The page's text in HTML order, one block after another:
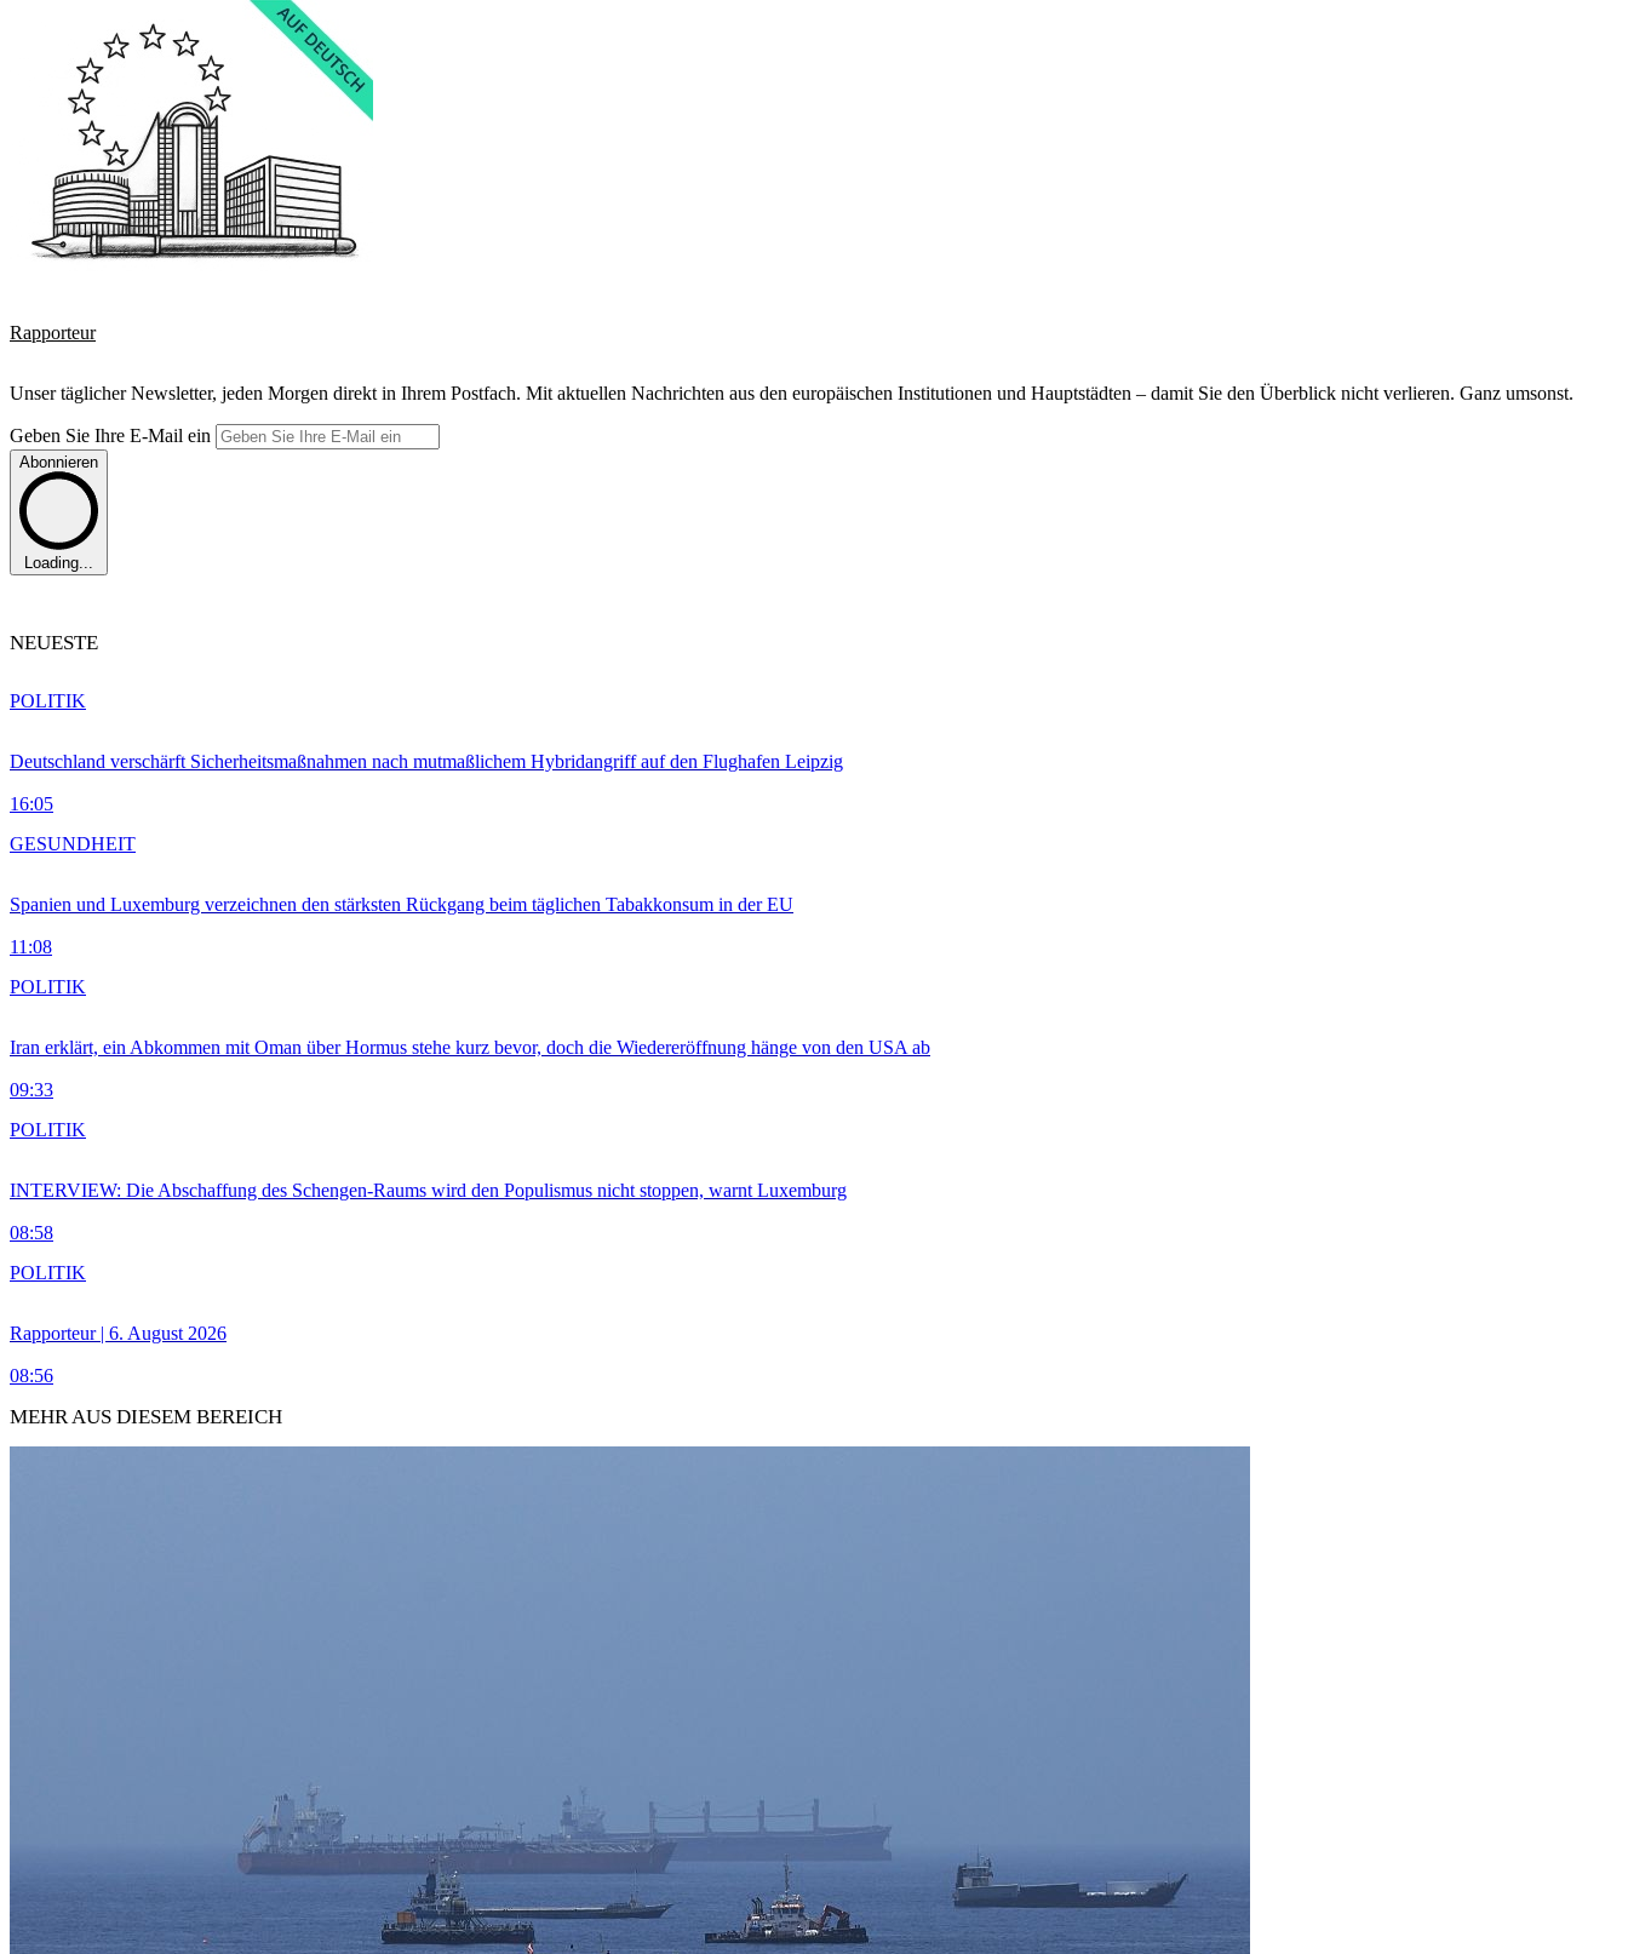
Rapporteur
Unser täglicher Newsletter, jeden Morgen direkt in Ihrem Postfach. Mit aktuellen Nachrichten aus den europäischen Institutionen und Hauptstädten – damit Sie den Überblick nicht verlieren. Ganz umsonst.
Geben Sie Ihre E-Mail ein
Abonnieren
Loading...
NEUESTE
Deutschland verschärft Sicherheitsmaßnahmen nach mutmaßlichem Hybridangriff auf den Flughafen Leipzig
16:05
POLITIK
Spanien und Luxemburg verzeichnen den stärksten Rückgang beim täglichen Tabakkonsum in der EU
11:08
GESUNDHEIT
Iran erklärt, ein Abkommen mit Oman über Hormus stehe kurz bevor, doch die Wiedereröffnung hänge von den USA ab
09:33
POLITIK
INTERVIEW: Die Abschaffung des Schengen-Raums wird den Populismus nicht stoppen, warnt Luxemburg
08:58
POLITIK
Rapporteur | 6. August 2026
08:56
POLITIK
MEHR AUS DIESEM BEREICH